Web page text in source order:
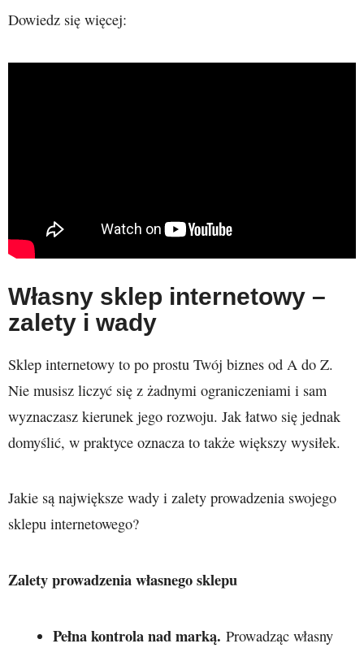
Dowiedz się więcej:
Własny sklep internetowy –
zalety i wady
Sklep internetowy to po prostu Twój biznes od A do Z.
Nie musisz liczyć się z żadnymi ograniczeniami i sam
wyznaczasz kierunek jego rozwoju. Jak łatwo się jednak
domyślić, w praktyce oznacza to także większy wysiłek.
Jakie są największe wady i zalety prowadzenia swojego
sklepu internetowego?
Zalety prowadzenia własnego sklepu
Pełna kontrola nad marką.Prowadząc własny